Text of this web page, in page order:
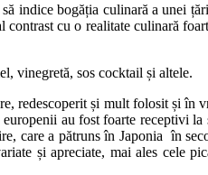
indice bogăția culinară a unei
cu o realitate culinară
vinegretă, sos cocktail și altele.
redescoperit și mult folosit și în
au fost foarte receptivi la
care a pătruns în Japonia în
și apreciate, mai ales cele